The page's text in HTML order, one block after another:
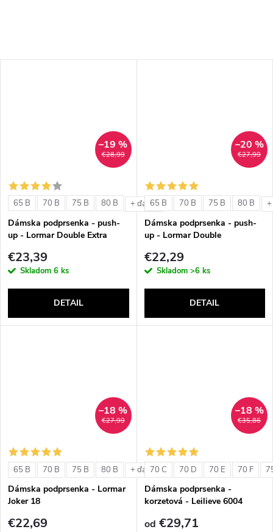
€28,99
–19 %
65 B 70 B 75 B 80 B + ďalšie
Dámska podprsenka - push-
up - Lormar Double Extra
€23,39
Skladom 6 ks
DETAIL
€27,99
–20 %
65 B 70 B 75 B 80 B
Dámska podprsenka - push-
up - Lormar Double
€22,29
Skladom >6 ks
DETAIL
€27,99
–18 %
65 B 70 B 75 B 80 B + ďalšie
Dámska podprsenka - Lormar
Joker 18
€22,69
€35,86
–18 %
70 C 70 D 70 E 70 F
Dámska podprsenka -
korzetová - Leilieve 6004
od €29,71